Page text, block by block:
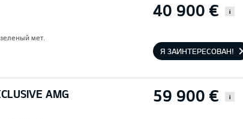
40 900 € i
мет.
Я ЗАИНТЕРЕСОВАН!
AMG 59 900 € i